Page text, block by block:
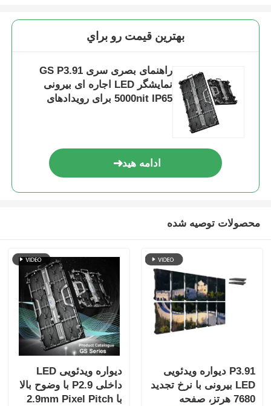
بهترين قيمت رو براي
راهنمای بصری سری GS P3.91
نمایشگر LED اجاره ای بیرونی
5000nit IP65 برای رویدادهای
ادامه هید
محصولات توصیه شده
P3.91 دیواره ویدئویی
LED بیرونی با نرخ تجدید
7680 هرتز، صفحه
دیواره ویدئویی LED
داخلی P2.9 با وضوح بالا
با 2.9mm Pixel Pitch